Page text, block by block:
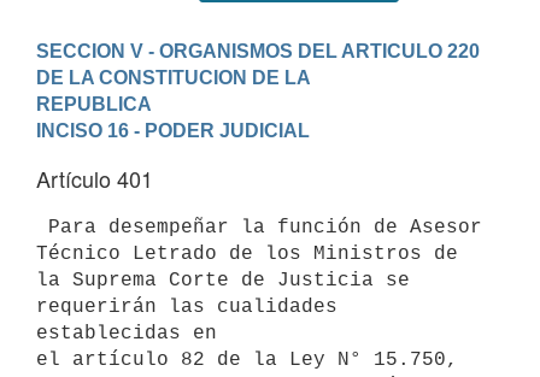
SECCION V - ORGANISMOS DEL ARTICULO 220
DE LA CONSTITUCION DE LA
REPUBLICA
INCISO 16 - PODER JUDICIAL
Artículo 401
Técnico Letrado de los Ministros de
la Suprema Corte de Justicia se
requerirán las cualidades
establecidas en
el artículo 82 de la Ley N° 15.750,